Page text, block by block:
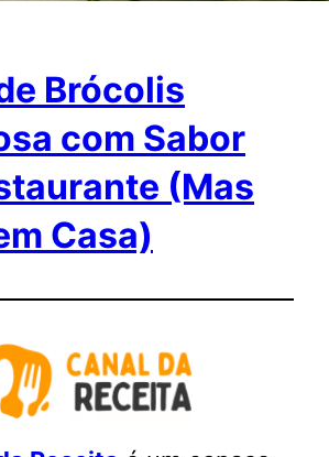
Brócolis
com Sabor
(Mas
Casa)